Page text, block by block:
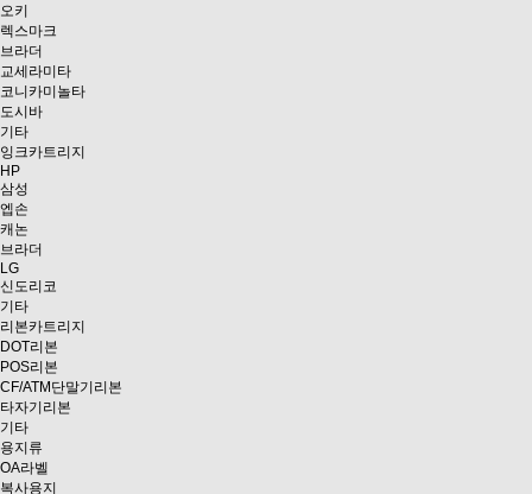
오키
렉스마크
브라더
교세라미타
코니카미놀타
도시바
기타
잉크카트리지
HP
삼성
엡손
캐논
브라더
LG
신도리코
기타
리본카트리지
DOT리본
POS리본
CF/ATM단말기리본
타자기리본
기타
용지류
OA라벨
복사용지